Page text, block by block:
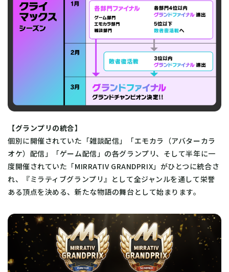
【グランプリの統合】
個別に開催されていた「雑談配信」「エモカラ（アバターカラ
オケ）配信」「ゲーム配信」の各グランプリ、そして半年に一
度開催されていた「MIRRATIV GRANDPRIX」がひとつに統合さ
れ、『ミラティブグランプリ』として全ジャンルを通して栄誉
ある頂点を決める、新たな物語の舞台として始まります。